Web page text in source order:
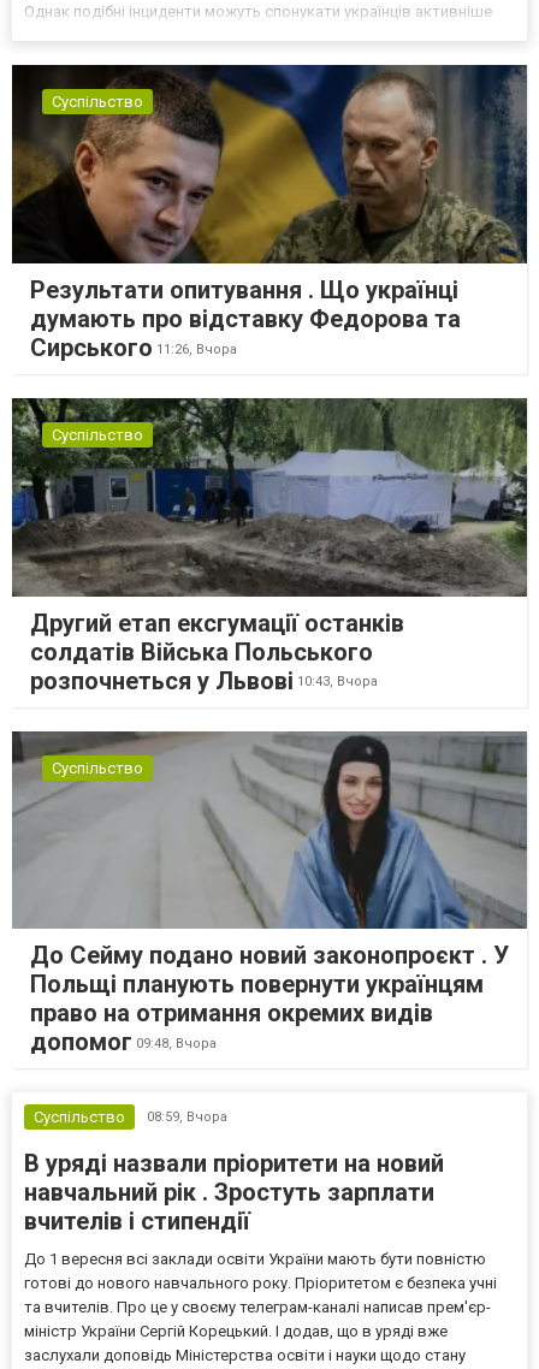
Однак подібні інциденти можуть спонукати українців активніше
Суспільство
Результати опитування . Що українці
думають про відставку Федорова та
Сирського 11:26, Вчора
Суспільство
Другий етап ексгумації останків
солдатів Війська Польського
розпочнеться у Львові 10:43, Вчора
Суспільство
До Сейму подано новий законопроєкт . У
Польщі планують повернути українцям
право на отримання окремих видів
допомог 09:48, Вчора
Суспільство 08:59, Вчора
В уряді назвали пріоритети на новий
навчальний рік . Зростуть зарплати
вчителів і стипендії
До 1 вересня всі заклади освіти України мають бути повністю
готові до нового навчального року. Пріоритетом є безпека учні
та вчителів. Про це у своєму телеграм-каналі написав прем'єр-
міністр України Сергій Корецький. І додав, що в уряді вже
заслухали доповідь Міністерства освіти і науки щодо стану